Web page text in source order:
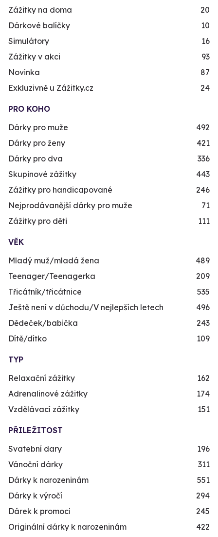
Zážitky na doma
20
Dárkové balíčky
10
Simulátory
16
Zážitky v akci
93
Novinka
87
Exkluzivně u Zážitky.cz
24
PRO KOHO
Dárky pro muže
492
Dárky pro ženy
421
Dárky pro dva
336
Skupinové zážitky
443
Zážitky pro handicapované
246
Nejprodávanější dárky pro muže
71
Zážitky pro děti
111
VĚK
Mladý muž/mladá žena
489
Teenager/Teenagerka
209
Třicátník/třicátnice
535
Ještě není v důchodu/V nejlepších letech
496
Dědeček/babička
243
Dítě/dítko
109
TYP
Relaxační zážitky
162
Adrenalinové zážitky
174
Vzdělávací zážitky
151
PŘILEŽITOST
Svatební dary
196
Vánoční dárky
311
Dárky k narozeninám
551
Dárky k výročí
294
Dárek k promoci
245
Originální dárky k narozeninám
422